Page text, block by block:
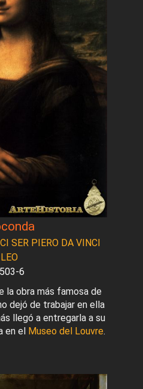
SER PIERO DA VINCI
LEO
6
la obra más famosa de
dejó de trabajar en ella
llegó a entregarla a su
en el Museo del Louvre.